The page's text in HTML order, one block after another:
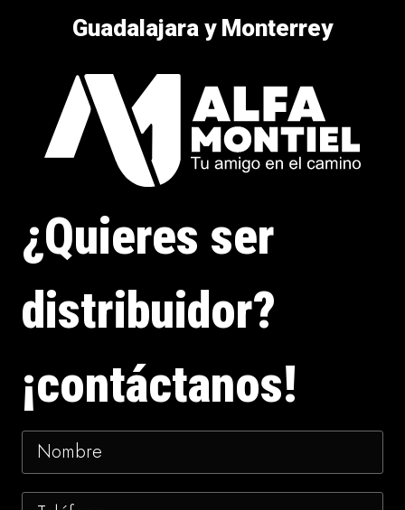
¿Quieres ser
distribuidor?
¡contáctanos!
Guadalajara y Monterrey